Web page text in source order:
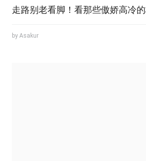
走路别老看脚！看那些傲娇高冷
by Asakur